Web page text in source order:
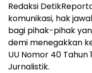
Redaksi
komunikasi, hak
bagi pihak-pihak
demi menegakkan
UU Nomor 40 Tahun
Jurnalistik.